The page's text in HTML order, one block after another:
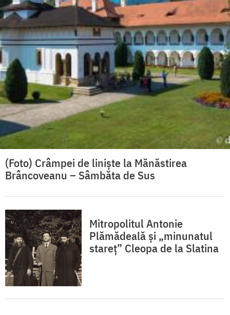
(Foto) Crâmpei de liniște la Mănăstirea
Brâncoveanu – Sâmbăta de Sus
Mitropolitul Antonie
Plămădeală și „minunatul
stareț” Cleopa de la Slatina